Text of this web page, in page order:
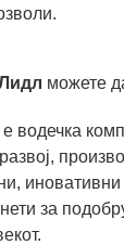
можете
е водечка
за